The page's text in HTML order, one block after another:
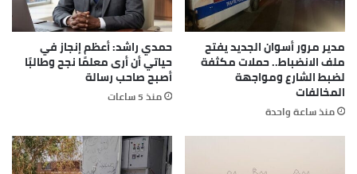
مدير مرور أسوان الجديد يفتح
ملف الانضباط.. حملات مكثفة
لضبط الشارع ومواجهة
المخالفات
منذ ساعة واحدة
حمدي راشد: أعظم إنجاز في
حياتي أن أرى معلمًا نجح وطالبًا
أصبح صاحب رسالة
منذ 5 ساعات